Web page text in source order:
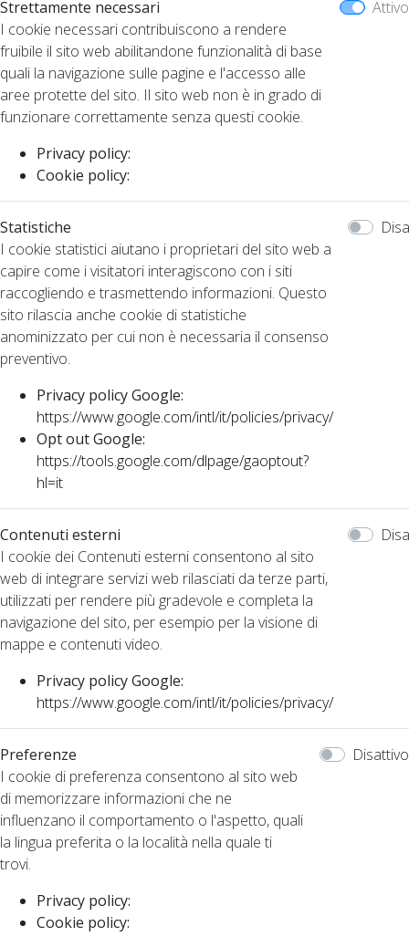
Strettamente necessari
I cookie necessari contribuiscono a rendere
fruibile il sito web abilitandone funzionalità di base
quali la navigazione sulle pagine e l'accesso alle
aree protette del sito. Il sito web non è in grado di
funzionare correttamente senza questi cookie.
Privacy policy:
Cookie policy:
Attivo
Statistiche
I cookie statistici aiutano i proprietari del sito web a
capire come i visitatori interagiscono con i siti
raccogliendo e trasmettendo informazioni. Questo
sito rilascia anche cookie di statistiche
anominizzato per cui non è necessaria il consenso
preventivo.
Privacy policy Google:
https://www.google.com/intl/it/policies/privacy/
Opt out Google:
https://tools.google.com/dlpage/gaoptout?
hl=it
Contenuti esterni
I cookie dei Contenuti esterni consentono al sito
web di integrare servizi web rilasciati da terze parti,
utilizzati per rendere più gradevole e completa la
navigazione del sito, per esempio per la visione di
mappe e contenuti video.
Privacy policy Google:
https://www.google.com/intl/it/policies/privacy/
Preferenze
I cookie di preferenza consentono al sito web
di memorizzare informazioni che ne
influenzano il comportamento o l'aspetto, quali
la lingua preferita o la località nella quale ti
trovi.
Privacy policy:
Cookie policy:
Disattivo